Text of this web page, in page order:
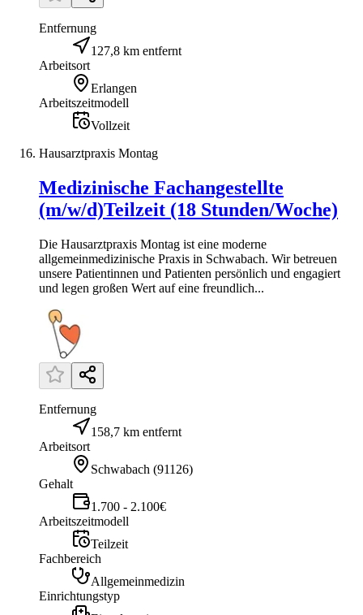
Entfernung
127,8 km entfernt
Arbeitsort
Erlangen
Arbeitszeitmodell
Vollzeit
Hausarztpraxis Montag
Medizinische Fachangestellte
(m/w/d)Teilzeit (18 Stunden/Woche)
Die Hausarztpraxis Montag ist eine moderne
allgemeinmedizinische Praxis in Schwabach. Wir betreuen
unsere Patientinnen und Patienten persönlich und engagiert
und legen großen Wert auf eine freundlich...
Entfernung
158,7 km entfernt
Arbeitsort
Schwabach (91126)
Gehalt
1.700 - 2.100€
Arbeitszeitmodell
Teilzeit
Fachbereich
Allgemeinmedizin
Einrichtungstyp